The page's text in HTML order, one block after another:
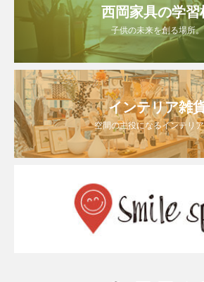
西岡家具の学習
子供の未来を創る場所。
インテリア雑
空間の主役になるインテリ